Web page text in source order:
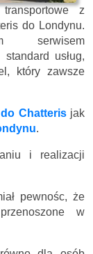
z
do Londynu.
serwisem
usług,
który zawsze
Chatterisjak
.
i realizacji
pewnośc, że
w